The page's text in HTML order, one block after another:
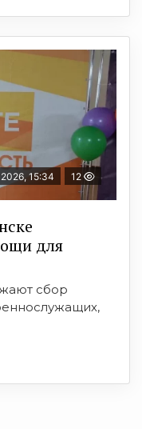
15:34 12
для
сбор